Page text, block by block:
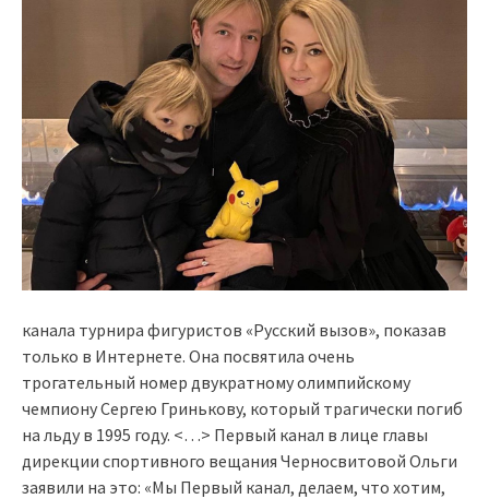
канала турнира фигуристов «Русский вызов», показав
только в Интернете. Она посвятила очень
трогательный номер двукратному олимпийскому
чемпиону Сергею Гринькову, который трагически погиб
на льду в 1995 году. <…> Первый канал в лице главы
дирекции спортивного вещания Черносвитовой Ольги
заявили на это: «Мы Первый канал, делаем, что хотим,